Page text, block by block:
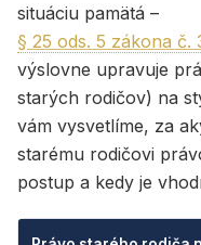
situáciu pamätá –
§ 25 ods. 5 zákona č.
výslovne upravuje
starých rodičov) na
vám vysvetlíme, za
starému rodičovi
postup a kedy je